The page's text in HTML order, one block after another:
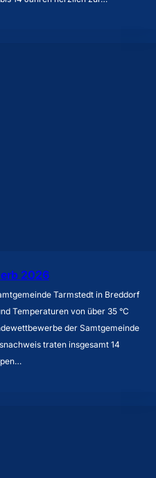
2026
Tarmstedt in Breddorf
Temperaturen von über 35 °C
der Samtgemeinde
traten insgesamt 14